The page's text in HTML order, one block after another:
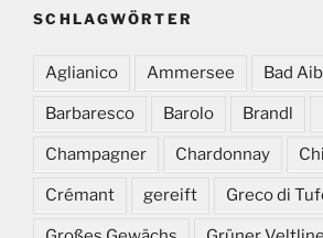
SCHLAGWÖRTER
Aglianico Ammersee Bad
Barbaresco Barolo Brandl
Champagner Chardonnay
Crémant gereift Greco di